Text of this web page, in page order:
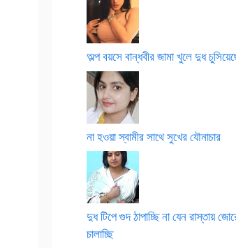
অল্প বয়সে বান্ধবীর জামা খুলে দুধ
না হওয়া স্বামীর সাথে সুখের যৌনাচার
দুধ টিপে গুদ ঠাপাচ্ছি না যেন রাস্তায়
চালাচ্ছি